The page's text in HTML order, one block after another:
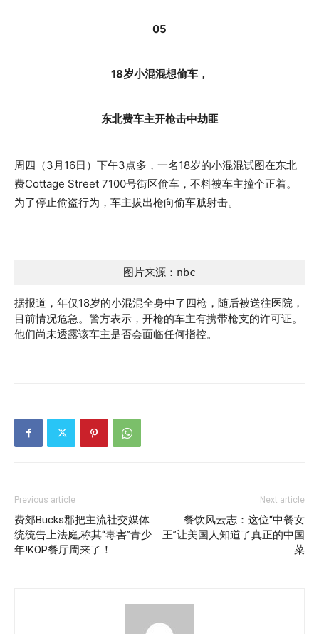
05
18岁小混混想偷车，
东北费车主开枪击中劫匪
周四（3月16日）下午3点多，一名18岁的小混混试图在东北
费Cottage Street 7100号街区偷车，不料被车主撞个正着。
为了停止偷盗行为，车主拔出枪向偷车贼射击。
图片来源：nbc
据报道，年仅18岁的小混混全身中了四枪，随后被送往医院，
目前情况危急。警方表示，开枪的车主有携带枪支的许可证。
他们尚未透露该车主是否会面临任何指控。
Previous article
费郊Bucks郡把主流社交媒体
统统告上法庭,称其“毒害”青少
年!KOP餐厅周来了！
Next article
餐饮风云志：这位“中餐女
王”让美国人知道了真正的中国
菜